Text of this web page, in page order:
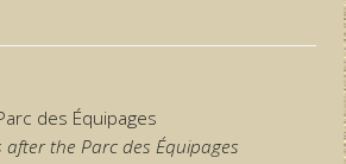
des Équipages
the Parc des Équipages